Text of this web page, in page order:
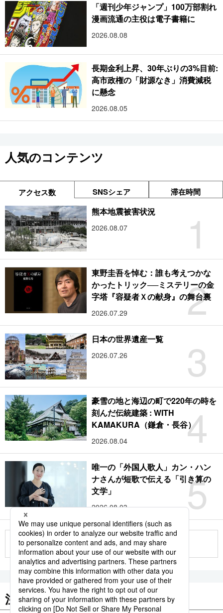
「週刊少年ジャンプ」100万部割れ
漫画流通の主役は電子書籍に
2026.08.08
長期金利上昇、30年ぶりの3%目前:
高市政権の「財源なき」消費減税
に懸念
2026.08.05
人気のコンテンツ
アクセス数 SNSシェア 滞在時間
1
熊本地震被害状況
2026.08.07
2
東野圭吾を悼む：誰も考えつかな
かったトリック──ミステリーの金
字塔『容疑者Ｘの献身』の舞台裏
2026.07.29
3
日本の世界遺産一覧
2026.07.26
4
豪雪の地と海辺の町で220年の時を
刻んだ伝統建築 : WITH
KAMAKURA（鎌倉・長谷）
2026.08.04
5
唯一の「外国人歌人」カン・ハン
ナさんが短歌で伝える「引き算の
文学」
2026.08.03
もっと見る
注目のキーワード